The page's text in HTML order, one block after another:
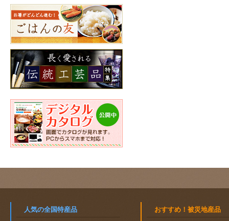
人気の全国特産品 おすすめ！被災地産品